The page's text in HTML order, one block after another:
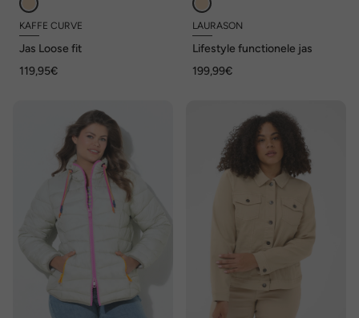
KAFFE CURVE
Jas Loose fit
119,95€
LAURASON
Lifestyle functionele jas
199,99€